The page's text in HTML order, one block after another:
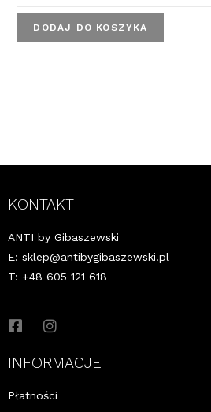
DODAJ DO KOSZYKA
KONTAKT
ANTI by Gibaszewski
E: sklep@antibygibaszewski.pl
T: +48 605 121 618
INFORMACJE
Płatności